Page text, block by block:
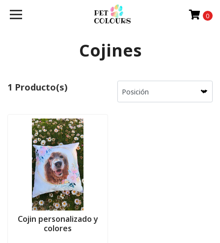
0
Cojines
1 Producto(s)
Cojin personalizado y
colores